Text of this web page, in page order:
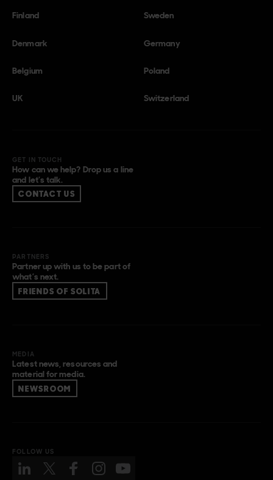
Finland Sweden
Denmark Germany
Belgium Poland
UK Switzerland
GET IN TOUCH
How can we help? Drop us a line
and let’s talk.
CONTACT US
PARTNERS
Partner up with us to be part of
what’s next.
FRIENDS OF SOLITA
MEDIA
Latest news, resources and
material for media.
NEWSROOM
FOLLOW US